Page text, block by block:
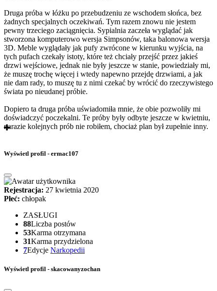
Druga próba w łóżku po przebudzeniu ze wschodem słońca, bez
żadnych specjalnych oczekiwań. Tym razem znowu nie jestem
pewny trzeciego zaciągnięcia. Sypialnia zaczeła wyglądać jak
stworzona komputerowo wersja Simpsonów, taka balonowa wersja
3D. Meble wyglądały jak pufy zwrócone w kierunku wyjścia, na
tych pufach czekały istoty, które też chciały przejść przez jakieś
drzwi wejściowe, jednak nie były jeszcze w stanie, powiedziały mi,
że muszę trochę więcej i wtedy napewno przejdę drzwiami, a jak
nie dam rady, to muszę tu z nimi czekać by wrócić do rzeczywistego
świata po nieudanej próbie.
Dopiero ta druga próba uświadomiła mnie, że obie pozwoliły mi
doświadczyć poczekalni. Te próby były odbyte jeszcze w kwietniu,
narazie kolejnych prób nie robiłem, chociaż plan był zupełnie inny.
Wyświetl profil - ermac107
Rejestracja: 27 kwietnia 2020
Płeć: chłopak
ZASŁUGI
88Liczba postów
53Karma otrzymana
31Karma przydzielona
7Edycje Narkopedii
Wyświetl profil - skacowanyzochan